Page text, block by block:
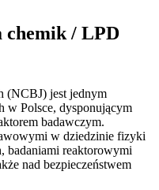
chemik / LPD
(NCBJ) jest jednym
w Polsce, dysponującym
badawczym.
w dziedzinie fizyki
badaniami reaktorowymi
nad bezpieczeństwem